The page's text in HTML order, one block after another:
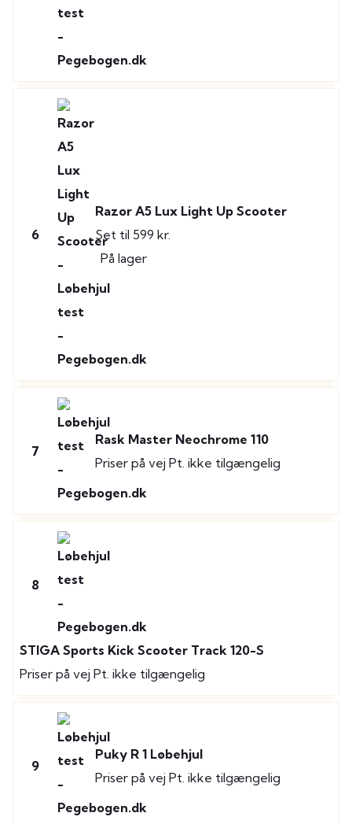
6
Razor A5 Lux Light Up Scooter
Set til 599 kr.
På lager
7
Rask Master Neochrome 110
Priser på vej Pt. ikke tilgængelig
8
STIGA Sports Kick Scooter Track 120-S
Priser på vej Pt. ikke tilgængelig
9
Puky R 1 Løbehjul
Priser på vej Pt. ikke tilgængelig